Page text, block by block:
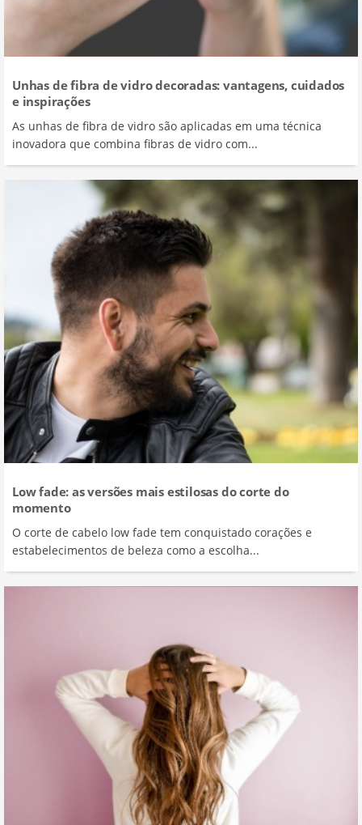
Unhas de fibra de vidro decoradas: vantagens, cuidados
e inspirações
As unhas de fibra de vidro são aplicadas em uma técnica
inovadora que combina fibras de vidro com...
Low fade: as versões mais estilosas do corte do
momento
O corte de cabelo low fade tem conquistado corações e
estabelecimentos de beleza como a escolha...